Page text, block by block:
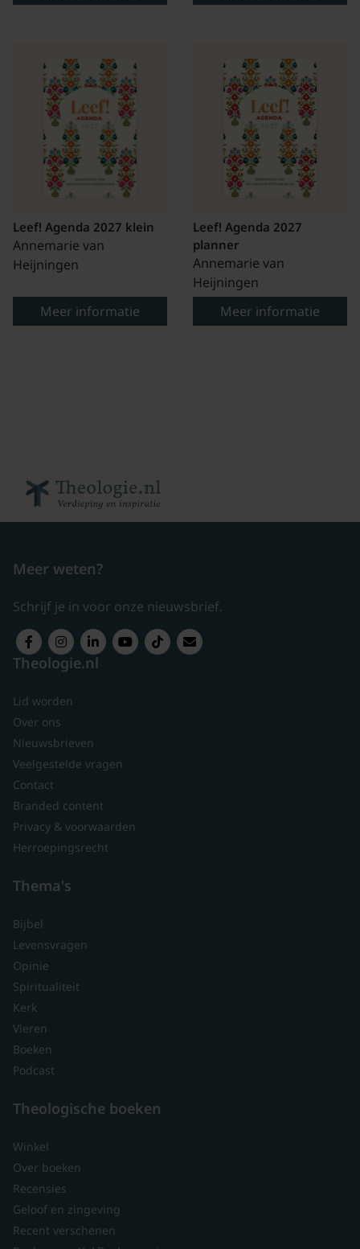
Leef! Agenda 2027 klein
Annemarie van
Heijningen
Meer informatie
Leef! Agenda 2027
planner
Annemarie van
Heijningen
Meer informatie
Meer weten?
Schrijf je in voor onze nieuwsbrief.
Theologie.nl
Lid worden
Over ons
Nieuwsbrieven
Veelgestelde vragen
Contact
Branded content
Privacy & voorwaarden
Herroepingsrecht
Thema's
Bijbel
Levensvragen
Opinie
Spiritualiteit
Kerk
Vieren
Boeken
Podcast
Theologische boeken
Winkel
Over boeken
Recensies
Geloof en zingeving
Recent verschenen